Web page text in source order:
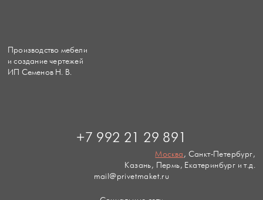
Производство мебели
и создание чертежей
ИП Семенов Н. В.
+7 992 21 29 891
Москва, Санкт-Петербург,
Казань, Пермь, Екатеринбург и т.д.
mail@privetmaket.ru